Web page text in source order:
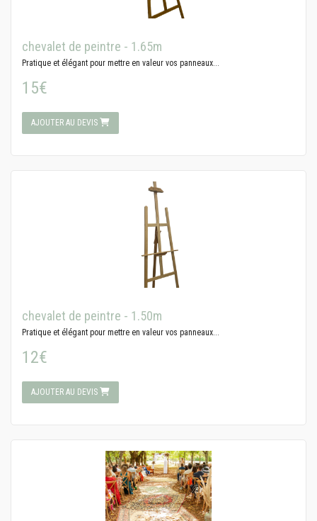
chevalet de peintre - 1.65m
Pratique et élégant pour mettre en valeur vos panneaux...
15€
AJOUTER AU DEVIS
chevalet de peintre - 1.50m
Pratique et élégant pour mettre en valeur vos panneaux...
12€
AJOUTER AU DEVIS